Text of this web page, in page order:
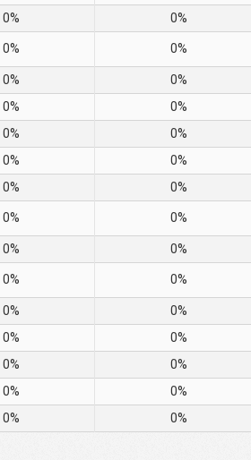
0% 0%
0% 0%
0%
0%
0%
0%
0%
0%
0%
0%
0% 0%
0% 0%
0% 0%
0% 0%
0%
0%
0%
0%
0%
0%
0%
0%
0% 0%